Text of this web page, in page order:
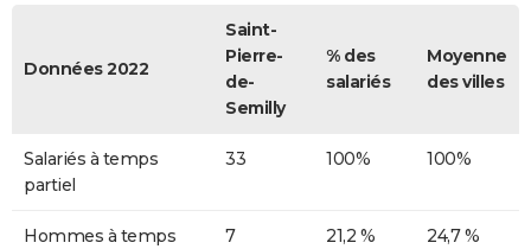
Données 2022
Saint-
Pierre-
de-
Semilly
% des
salariés
Moyenne
des villes
Salariés à temps
partiel
33 100% 100%
Hommes à temps
7 21,2 % 24,7 %